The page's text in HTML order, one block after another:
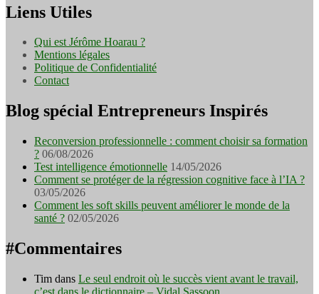
Liens Utiles
Qui est Jérôme Hoarau ?
Mentions légales
Politique de Confidentialité
Contact
Blog spécial Entrepreneurs Inspirés
Reconversion professionnelle : comment choisir sa formation
? 06/08/2026
Test intelligence émotionnelle 14/05/2026
Comment se protéger de la régression cognitive face à l’IA ?
03/05/2026
Comment les soft skills peuvent améliorer le monde de la
santé ? 02/05/2026
#Commentaires
Tim dans Le seul endroit où le succès vient avant le travail,
c’est dans le dictionnaire – Vidal Sassoon